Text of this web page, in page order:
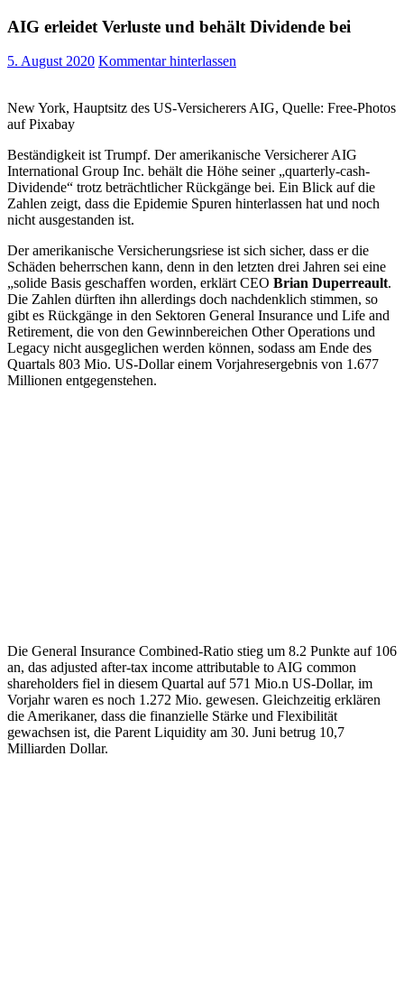
AIG erleidet Verluste und behält Dividende bei
5. August 2020 Kommentar hinterlassen
New York, Hauptsitz des US-Versicherers AIG, Quelle: Free-Photos
auf Pixabay
Beständigkeit ist Trumpf. Der amerikanische Versicherer AIG
International Group Inc. behält die Höhe seiner „quarterly-cash-
Dividende“ trotz beträchtlicher Rückgänge bei. Ein Blick auf die
Zahlen zeigt, dass die Epidemie Spuren hinterlassen hat und noch
nicht ausgestanden ist.
Der amerikanische Versicherungsriese ist sich sicher, dass er die
Schäden beherrschen kann, denn in den letzten drei Jahren sei eine
„solide Basis geschaffen worden, erklärt CEO Brian Duperreault.
Die Zahlen dürften ihn allerdings doch nachdenklich stimmen, so
gibt es Rückgänge in den Sektoren General Insurance und Life and
Retirement, die von den Gewinnbereichen Other Operations und
Legacy nicht ausgeglichen werden können, sodass am Ende des
Quartals 803 Mio. US-Dollar einem Vorjahresergebnis von 1.677
Millionen entgegenstehen.
Die General Insurance Combined-Ratio stieg um 8.2 Punkte auf 106
an, das adjusted after-tax income attributable to AIG common
shareholders fiel in diesem Quartal auf 571 Mio.n US-Dollar, im
Vorjahr waren es noch 1.272 Mio. gewesen. Gleichzeitig erklären
die Amerikaner, dass die finanzielle Stärke und Flexibilität
gewachsen ist, die Parent Liquidity am 30. Juni betrug 10,7
Milliarden Dollar.